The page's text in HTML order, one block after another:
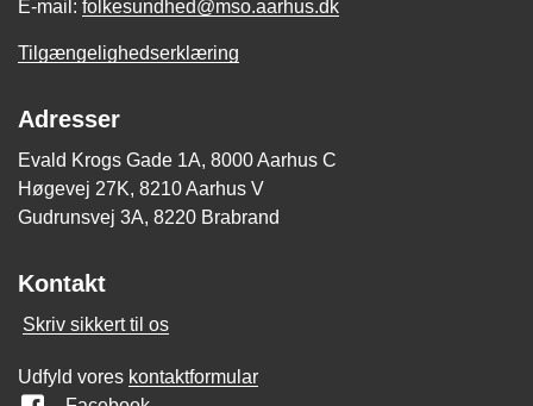
E-mail: folkesundhed@mso.aarhus.dk
Tilgængelighedserklæring
Adresser
Evald Krogs Gade 1A, 8000 Aarhus C
Høgevej 27K, 8210 Aarhus V
Gudrunsvej 3A, 8220 Brabrand
Kontakt
Skriv sikkert til os
Udfyld vores kontaktformular